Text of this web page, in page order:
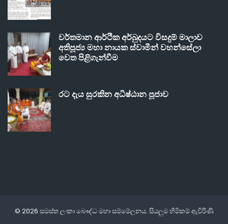
වර්තමාන ආර්ථික අර්බුදයට විසදුම් මාලාව
අතිපූජ්‍ය මහා නායක ස්වාමීන් වහන්සේලා
වෙත පිළිගැන්වීම
රට දැය සුරකින අධිෂ්ඨාන පූජාව
© 2026 සමස්ත ලංකා බෞද්ධ මහා සම්මේලනය. සියලුම හිමිකම් ඇවිරිණි